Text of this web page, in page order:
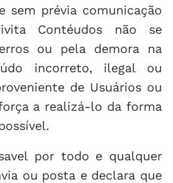
sem prévia comunicação
Contéudos não se
ou pela demora na
incorreto, ilegal ou
de Usuários ou
a realizá-lo da forma
por todo e qualquer
ou posta e declara que